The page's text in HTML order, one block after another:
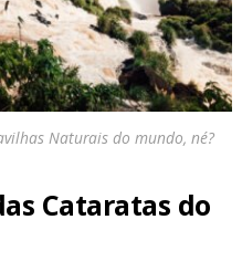
Naturais do mundo, né?
Cataratas do